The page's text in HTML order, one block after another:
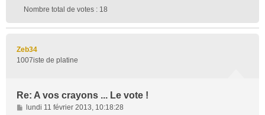
Nombre total de votes : 18
Zeb34
1007iste de platine
Re: A vos crayons ... Le vote !
Mlundi 11 février 2013, 10:18:28